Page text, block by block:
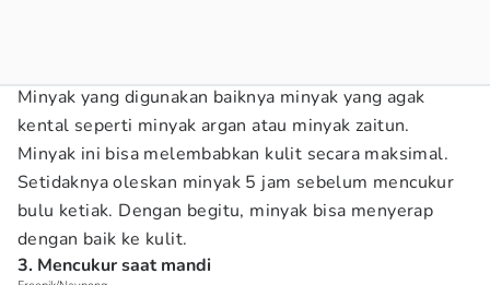
Minyak yang digunakan baiknya minyak yang agak
kental seperti minyak argan atau minyak zaitun.
Minyak ini bisa melembabkan kulit secara maksimal.
Setidaknya oleskan minyak 5 jam sebelum mencukur
bulu ketiak. Dengan begitu, minyak bisa menyerap
dengan baik ke kulit.
3. Mencukur saat mandi